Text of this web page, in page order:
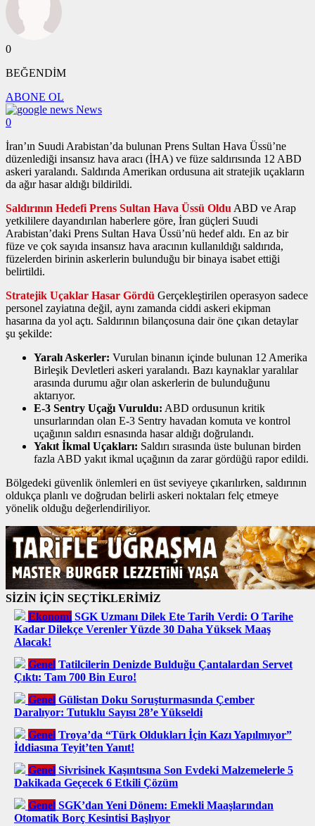
0
BEĞENDİM
ABONE OL
News
0
İran’ın Suudi Arabistan’da bulunan Prens Sultan Hava Üssü’ne
düzenlediği insansız hava aracı (İHA) ve füze saldırısında 12 ABD
askeri yaralandı. Saldırıda Amerikan ordusuna ait stratejik uçakların
da ağır hasar aldığı bildirildi.
Saldırının Hedefi Prens Sultan Hava Üssü Oldu ABD ve Arap
yetkililere dayandırılan haberlere göre, İran güçleri Suudi
Arabistan’daki Prens Sultan Hava Üssü’nü hedef aldı. En az bir
füze ve çok sayıda insansız hava aracının kullanıldığı saldırıda,
füzelerden birinin askerlerin bulunduğu bir binaya isabet ettiği
belirtildi.
Stratejik Uçaklar Hasar Gördü Gerçekleştirilen operasyon sadece
personel zayiatına değil, aynı zamanda ciddi askeri ekipman
hasarına da yol açtı. Saldırının bilançosuna dair öne çıkan detaylar
şu şekilde:
Yaralı Askerler: Vurulan binanın içinde bulunan 12 Amerika
Birleşik Devletleri askeri yaralandı. Bazı kaynaklar yaralılar
arasında durumu ağır olan askerlerin de bulunduğunu
aktarıyor.
E-3 Sentry Uçağı Vuruldu: ABD ordusunun kritik
unsurlarından olan E-3 Sentry havadan komuta ve kontrol
uçağının saldırı esnasında hasar aldığı doğrulandı.
Yakıt İkmal Uçakları: Saldırı sırasında üste bulunan birden
fazla ABD yakıt ikmal uçağının da zarar gördüğü rapor edildi.
Bölgedeki güvenlik önlemleri en üst seviyeye çıkarılırken, saldırının
oldukça planlı ve doğrudan belirli askeri noktaları felç etmeye
yönelik olduğu değerlendiriliyor.
SİZİN İÇİN SEÇTİKLERİMİZ
Ekonomi SGK Uzmanı Dilek Ete Tarih Verdi: O Tarihe
Kadar Dilekçe Verenler Yüzde 30 Daha Yüksek Maaş
Alacak!
Genel Tatilcilerin Denizde Bulduğu Çantalardan Servet
Çıktı: Tam 700 Bin Euro!
Genel Gülistan Doku Soruşturmasında Çember
Daralıyor: Tutuklu Sayısı 28’e Yükseldi
Genel Troya’da “Türk Oldukları İçin Kazı Yapılmıyor”
İddiasına Teyit’ten Yanıt!
Genel Sivrisinek Kaşıntısına Son Evdeki Malzemelerle 5
Dakikada Geçecek 6 Etkili Çözüm
Genel SGK’dan Yeni Dönem: Emekli Maaşlarından
Otomatik Borç Kesintisi Başlıyor